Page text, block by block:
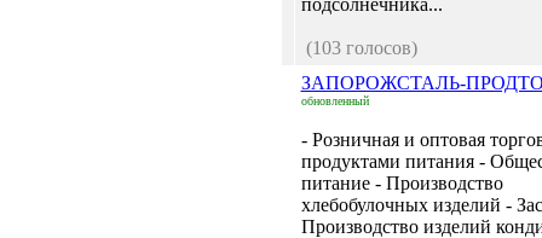
подсолнечника...
(103 голосов)
ЗАПОРОЖСТАЛЬ-
обновленный
- Розничная и оптовая
продуктами питания -
питание - Производство
хлебобулочных изделий -
Производство изделий